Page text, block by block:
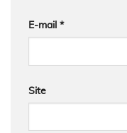
E-mail *
Site